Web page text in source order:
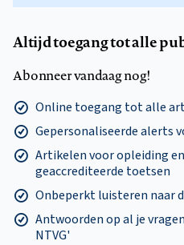
Altijd toegang tot alle
Abonneer vandaag nog!
Online toegang tot alle
Gepersonaliseerde alerts
Artikelen voor opleiding
geaccrediteerde toetsen
Onbeperkt luisteren naar
Antwoorden op al je
NTVG'